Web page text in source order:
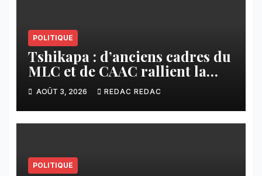
POLITIQUE
Tshikapa : d’anciens cadres du
MLC et de CAAC rallient la
Dynamique pour la
Transformation du Congo
AOÛT 3, 2026 REDAC REDAC
POLITIQUE